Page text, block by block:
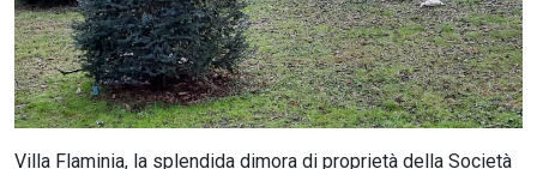
Villa Flaminia, la splendida dimora di proprietà della Società